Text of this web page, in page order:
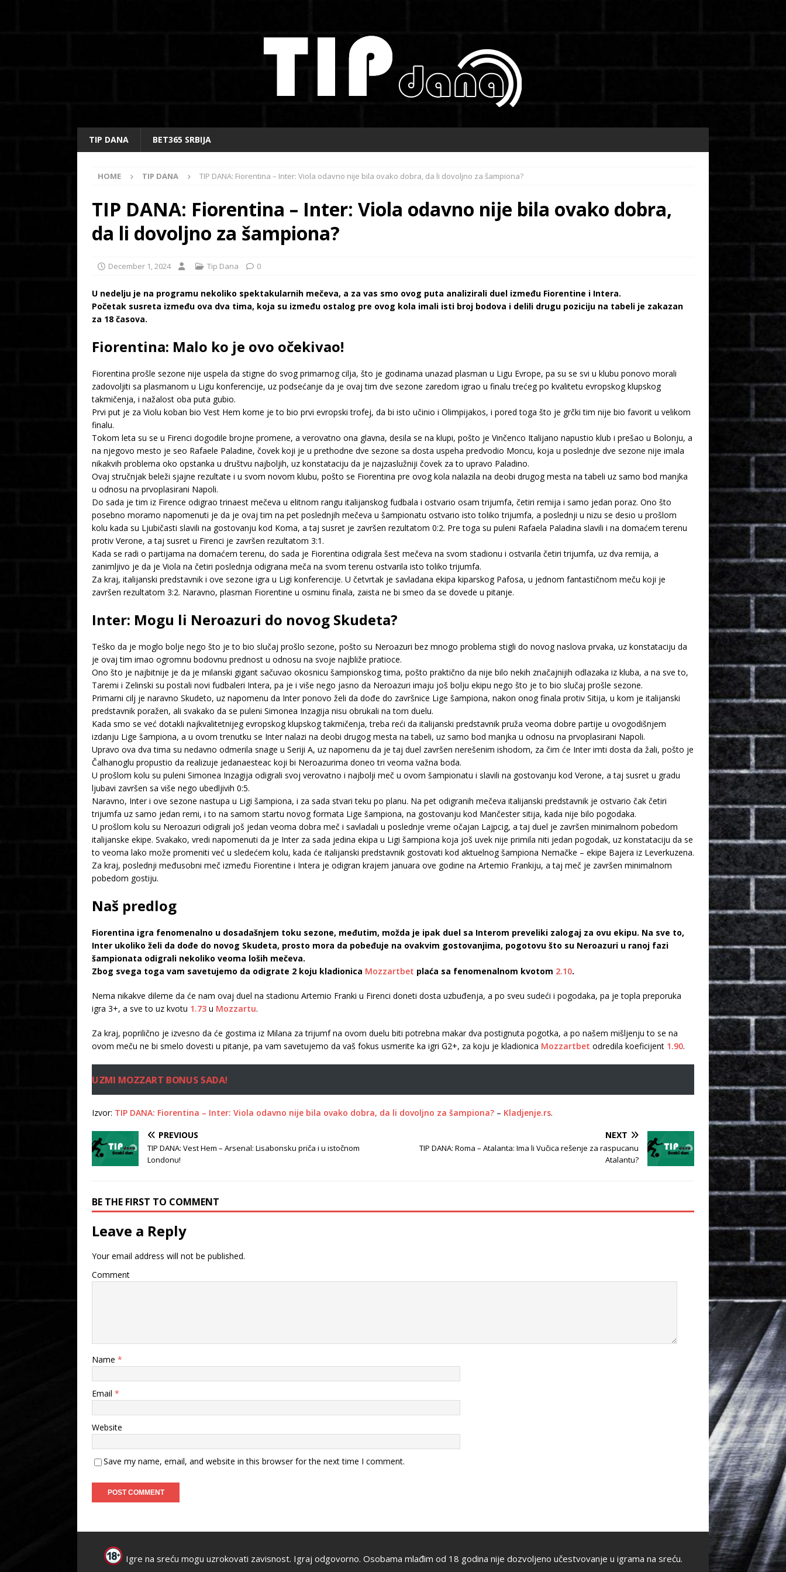
TIP DANA BET365 SRBIJA
HOME TIP DANA TIP DANA: Fiorentina – Inter: Viola odavno nije bila ovako dobra, da li dovoljno za šampiona?
TIP DANA: Fiorentina – Inter: Viola odavno nije bila ovako dobra,
da li dovoljno za šampiona?
December 1, 2024 Tip Dana 0
U nedelju je na programu nekoliko spektakularnih mečeva, a za vas smo ovog puta analizirali duel između Fiorentine i Intera.
Početak susreta između ova dva tima, koja su između ostalog pre ovog kola imali isti broj bodova i delili drugu poziciju na tabeli je zakazan
za 18 časova.
Fiorentina: Malo ko je ovo očekivao!
Fiorentina prošle sezone nije uspela da stigne do svog primarnog cilja, što je godinama unazad plasman u Ligu Evrope, pa su se svi u klubu ponovo morali
zadovoljiti sa plasmanom u Ligu konferencije, uz podsećanje da je ovaj tim dve sezone zaredom igrao u finalu trećeg po kvalitetu evropskog klupskog
takmičenja, i nažalost oba puta gubio.
Prvi put je za Violu koban bio Vest Hem kome je to bio prvi evropski trofej, da bi isto učinio i Olimpijakos, i pored toga što je grčki tim nije bio favorit u velikom
finalu.
Tokom leta su se u Firenci dogodile brojne promene, a verovatno ona glavna, desila se na klupi, pošto je Vinčenco Italijano napustio klub i prešao u Bolonju, a
na njegovo mesto je seo Rafaele Paladine, čovek koji je u prethodne dve sezone sa dosta uspeha predvodio Moncu, koja u poslednje dve sezone nije imala
nikakvih problema oko opstanka u društvu najboljih, uz konstataciju da je najzaslužniji čovek za to upravo Paladino.
Ovaj stručnjak beleži sjajne rezultate i u svom novom klubu, pošto se Fiorentina pre ovog kola nalazila na deobi drugog mesta na tabeli uz samo bod manjka
u odnosu na prvoplasirani Napoli.
Do sada je tim iz Firence odigrao trinaest mečeva u elitnom rangu italijanskog fudbala i ostvario osam trijumfa, četiri remija i samo jedan poraz. Ono što
posebno moramo napomenuti je da je ovaj tim na pet poslednjih mečeva u šampionatu ostvario isto toliko trijumfa, a poslednji u nizu se desio u prošlom
kolu kada su Ljubičasti slavili na gostovanju kod Koma, a taj susret je završen rezultatom 0:2. Pre toga su puleni Rafaela Paladina slavili i na domaćem terenu
protiv Verone, a taj susret u Firenci je završen rezultatom 3:1.
Kada se radi o partijama na domaćem terenu, do sada je Fiorentina odigrala šest mečeva na svom stadionu i ostvarila četiri trijumfa, uz dva remija, a
zanimljivo je da je Viola na četiri poslednja odigrana meča na svom terenu ostvarila isto toliko trijumfa.
Za kraj, italijanski predstavnik i ove sezone igra u Ligi konferencije. U četvrtak je savladana ekipa kiparskog Pafosa, u jednom fantastičnom meču koji je
završen rezultatom 3:2. Naravno, plasman Fiorentine u osminu finala, zaista ne bi smeo da se dovede u pitanje.
Inter: Mogu li Neroazuri do novog Skudeta?
Teško da je moglo bolje nego što je to bio slučaj prošlo sezone, pošto su Neroazuri bez mnogo problema stigli do novog naslova prvaka, uz konstataciju da
je ovaj tim imao ogromnu bodovnu prednost u odnosu na svoje najbliže pratioce.
Ono što je najbitnije je da je milanski gigant sačuvao okosnicu šampionskog tima, pošto praktično da nije bilo nekih značajnijih odlazaka iz kluba, a na sve to,
Taremi i Zelinski su postali novi fudbaleri Intera, pa je i više nego jasno da Neroazuri imaju još bolju ekipu nego što je to bio slučaj prošle sezone.
Primarni cilj je naravno Skudeto, uz napomenu da Inter ponovo želi da dođe do završnice Lige šampiona, nakon onog finala protiv Sitija, u kom je italijanski
predstavnik poražen, ali svakako da se puleni Simonea Inzagija nisu obrukali na tom duelu.
Kada smo se već dotakli najkvalitetnijeg evropskog klupskog takmičenja, treba reći da italijanski predstavnik pruža veoma dobre partije u ovogodišnjem
izdanju Lige šampiona, a u ovom trenutku se Inter nalazi na deobi drugog mesta na tabeli, uz samo bod manjka u odnosu na prvoplasirani Napoli.
Upravo ova dva tima su nedavno odmerila snage u Seriji A, uz napomenu da je taj duel završen nerešenim ishodom, za čim će Inter imti dosta da žali, pošto je
Čalhanoglu propustio da realizuje jedanaesteac koji bi Neroazurima doneo tri veoma važna boda.
U prošlom kolu su puleni Simonea Inzagija odigrali svoj verovatno i najbolji meč u ovom šampionatu i slavili na gostovanju kod Verone, a taj susret u gradu
ljubavi završen sa više nego ubedljivih 0:5.
Naravno, Inter i ove sezone nastupa u Ligi šampiona, i za sada stvari teku po planu. Na pet odigranih mečeva italijanski predstavnik je ostvario čak četiri
trijumfa uz samo jedan remi, i to na samom startu novog formata Lige šampiona, na gostovanju kod Mančester sitija, kada nije bilo pogodaka.
U prošlom kolu su Neroazuri odigrali još jedan veoma dobra meč i savladali u poslednje vreme očajan Lajpcig, a taj duel je završen minimalnom pobedom
italijanske ekipe. Svakako, vredi napomenuti da je Inter za sada jedina ekipa u Ligi šampiona koja još uvek nije primila niti jedan pogodak, uz konstataciju da se
to veoma lako može promeniti već u sledećem kolu, kada će italijanski predstavnik gostovati kod aktuelnog šampiona Nemačke – ekipe Bajera iz Leverkuzena.
Za kraj, poslednji međusobni meč između Fiorentine i Intera je odigran krajem januara ove godine na Artemio Frankiju, a taj meč je završen minimalnom
pobedom gostiju.
Naš predlog
Fiorentina igra fenomenalno u dosadašnjem toku sezone, međutim, možda je ipak duel sa Interom preveliki zalogaj za ovu ekipu. Na sve to,
Inter ukoliko želi da dođe do novog Skudeta, prosto mora da pobeđuje na ovakvim gostovanjima, pogotovu što su Neroazuri u ranoj fazi
šampionata odigrali nekoliko veoma loših mečeva.
Zbog svega toga vam savetujemo da odigrate 2 koju kladionica Mozzartbet plaća sa fenomenalnom kvotom 2.10.
Nema nikakve dileme da će nam ovaj duel na stadionu Artemio Franki u Firenci doneti dosta uzbuđenja, a po sveu sudeći i pogodaka, pa je topla preporuka
igra 3+, a sve to uz kvotu 1.73 u Mozzartu.
Za kraj, poprilično je izvesno da će gostima iz Milana za trijumf na ovom duelu biti potrebna makar dva postignuta pogotka, a po našem mišljenju to se na
ovom meču ne bi smelo dovesti u pitanje, pa vam savetujemo da vaš fokus usmerite ka igri G2+, za koju je kladionica Mozzartbet odredila koeficijent 1.90.
UZMI MOZZART BONUS SADA!
Izvor: TIP DANA: Fiorentina – Inter: Viola odavno nije bila ovako dobra, da li dovoljno za šampiona? – Kladjenje.rs.
PREVIOUS
TIP DANA: Vest Hem – Arsenal: Lisabonsku priča i u istočnom
Londonu!
NEXT
TIP DANA: Roma – Atalanta: Ima li Vučica rešenje za raspucanu
Atalantu?
BE THE FIRST TO COMMENT
Leave a Reply
Your email address will not be published.
Comment
Name *
Email *
Website
Save my name, email, and website in this browser for the next time I comment.
Igre na sreću mogu uzrokovati zavisnost. Igraj odgovorno. Osobama mlađim od 18 godina nije dozvoljeno učestvovanje u igrama na sreću.